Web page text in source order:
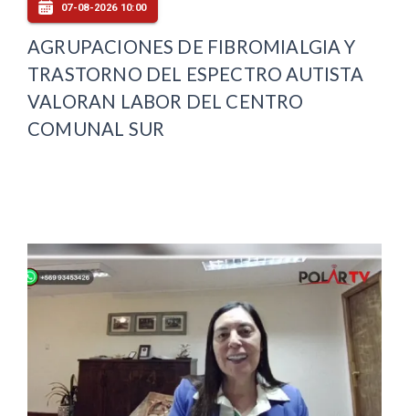
07-08-2026 10:00
AGRUPACIONES DE FIBROMIALGIA Y
TRASTORNO DEL ESPECTRO AUTISTA
VALORAN LABOR DEL CENTRO
COMUNAL SUR